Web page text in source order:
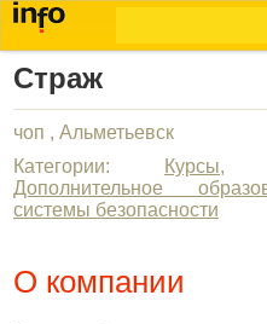
Страж
чоп , Альметьевск
Категории:
Курсы
Дополнительное
системы безопасности
О компании